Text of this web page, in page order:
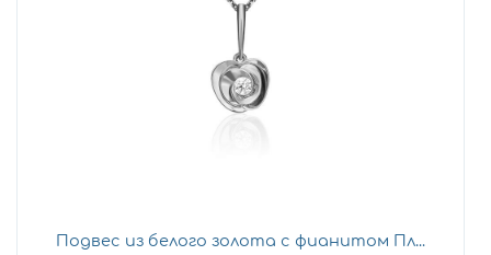
Подвес из белого золота с фианитом Пл...